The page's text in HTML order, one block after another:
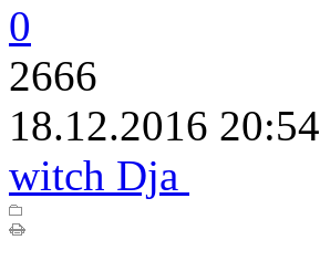
0
2666
18.12.2016 20:54
witch Dja